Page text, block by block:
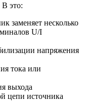
это:
заменяет несколько
U/I
напряжения
тока или
выхода
цепи источника